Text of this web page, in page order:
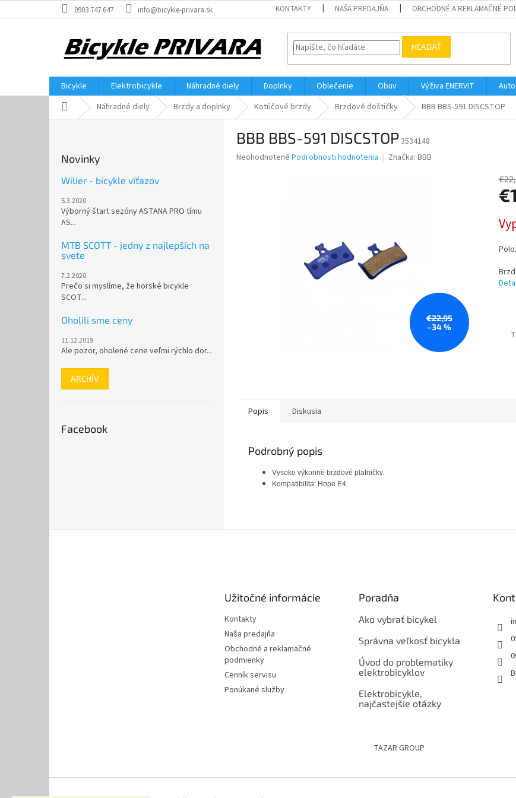
na
0903 747 647 info@bicykle-privara.sk KONTAKTY NAŠA PREDAJŇA OBCHODNÉ A REKLAMAČNÉ
HĽADAŤ
Bicykle Elektrobicykle Náhradné diely Doplnky Oblečenie Obuv Výživa ENERVIT
DomovNáhradné diely Brzdy a doplnky Kotúčové brzdy Brzdové doštičky BBB BBS-591 DISCSTOP
Novinky
Wilier - bicykle víťazov
5.3.2020
Výborný štart sezóny ASTANA PRO tímu
AS...
MTB SCOTT - jedny z najlepších na
svete
7.2.2020
Prečo si myslíme, že horské bicykle
SCOT...
Oholili sme ceny
11.12.2019
Ale pozor, oholené cene veľmi rýchlo dor...
ARCHÍV
Facebook
BBB BBS-591 DISCSTOP3534148
Priemerné
Neohodnotené Podrobnosti hodnotenia Značka: BBB
€22,95
–34 %
Popis Diskusia
Podrobný popis
Vysoko výkonné brzdové platničky.
Kompatibilita: Hope E4.
Užitočné informácie
Kontakty
Naša predajňa
Obchodné a reklamačné
podmienky
Cenník servisu
Ponúkané služby
Poradňa
Ako vybrať bicykel
Správna veľkosť bicykla
Úvod do problematiky
elektrobicyklov
Elektrobicykle,
najčastejšie otázky
TAZAR GROUP